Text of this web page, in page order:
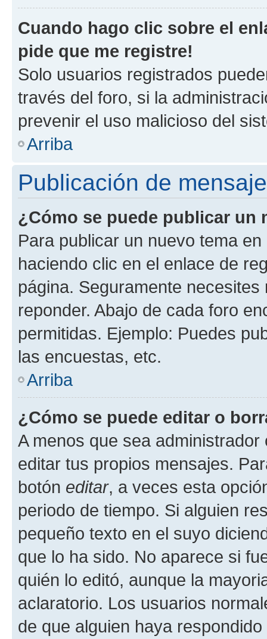
Cuando hago clic sobre el
pide que me registre!
Solo usuarios registrados
través del foro, si la
prevenir el uso malicioso del
Arriba
Publicación de
¿Cómo se puede publicar un
Para publicar un nuevo tema
haciendo clic en el enlace de
página. Seguramente
reponder. Abajo de cada foro
permitidas. Ejemplo: Puedes
las encuestas, etc.
Arriba
¿Cómo se puede editar o
A menos que sea
editar tus propios mensajes.
botón editar, a veces esta
periodo de tiempo. Si alguien
pequeño texto en el suyo
que lo ha sido. No aparece si
quién lo editó, aunque la
aclaratorio. Los usuarios
de que alguien haya